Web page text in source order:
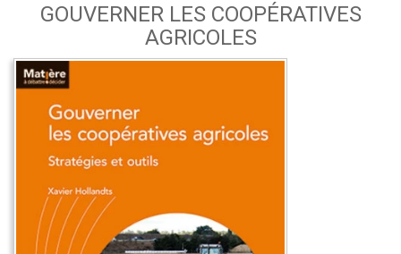
GOUVERNER LES COOPÉRATIVES
AGRICOLES